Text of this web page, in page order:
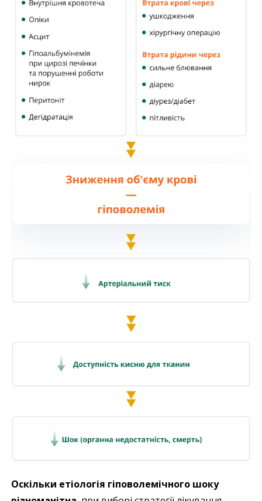
Оскільки етіологія гіповолемічного шоку